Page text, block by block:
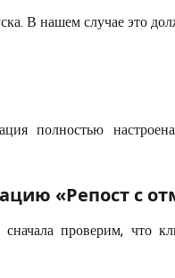
В нашем случае это
полностью
«Репост с
проверим, что